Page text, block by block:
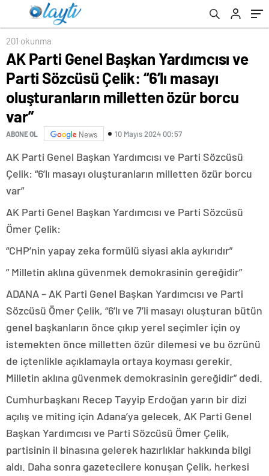
milletten özür borcu var”
201 okunma
AK Parti Genel Başkan Yardımcısı ve
Parti Sözcüsü Çelik: “6’lı masayı
oluşturanların milletten özür borcu
var”
ABONE OL News 10 Mayıs 2024 00:57
AK Parti Genel Başkan Yardımcısı ve Parti Sözcüsü
Çelik: “6’lı masayı oluşturanların milletten özür borcu
var”
AK Parti Genel Başkan Yardımcısı ve Parti Sözcüsü
Ömer Çelik:
“CHP’nin yapay zeka formülü siyasi akla aykırıdır”
” Milletin aklına güvenmek demokrasinin gereğidir”
ADANA – AK Parti Genel Başkan Yardımcısı ve Parti
Sözcüsü Ömer Çelik, “6’lı ve 7’li masayı oluşturan bütün
genel başkanların önce çıkıp yerel seçimler için oy
istemekten önce milletten özür dilemesi ve bu özrünü
de içtenlikle açıklamayla ortaya koyması gerekir.
Milletin aklına güvenmek demokrasinin gereğidir” dedi.
Cumhurbaşkanı Recep Tayyip Erdoğan yarın bir dizi
açılış ve miting için Adana’ya gelecek. AK Parti Genel
Başkan Yardımcısı ve Parti Sözcüsü Ömer Çelik,
partisinin il binasına gelerek hazırlıklar hakkında bilgi
aldı. Daha sonra gazetecilere konuşan Çelik, herkesi